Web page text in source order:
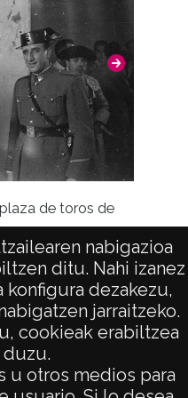
nabigazioa
ditu. Nahi izanez
dezakezu,
jarraitzeko.
cookieak erabiltzea
duzu.
u otros medios para
N1;;
a la
y D.ª
de toros de